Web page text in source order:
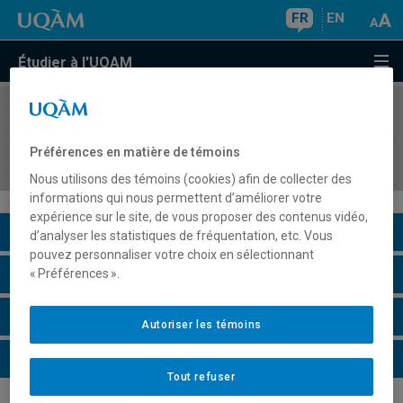
FR EN
Étudier à l'UQAM
COURS//
restauration
Description du cours
Horaire - Été 2026
Horaire - Automne 2026
Horaire - Hiver 2027
Préférences en matière de témoins
Nous utilisons des témoins (cookies) afin de collecter des
informations qui nous permettent d’améliorer votre
expérience sur le site, de vous proposer des contenus vidéo,
d’analyser les statistiques de fréquentation, etc. Vous
pouvez personnaliser votre choix en sélectionnant
« Préférences ».
Tout refuser
Autoriser les témoins